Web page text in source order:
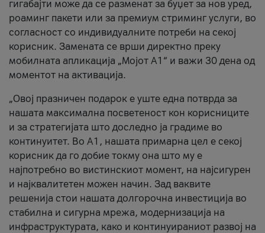
гигабајти може да се разменат за буџет за нов уред,
роаминг пакети или за премиум стриминг услуги, во
согласност со индивидуалните потреби на секој
корисник. Замената се врши директно преку
мобилната апликација „Мојот А1“ и важи 30 дена од
моментот на активација.
„Овој празничен подарок е уште една потврда за
нашата максимална посветеност кон корисниците
и за стратегијата што доследно ја градиме во
континуитет. Во А1, нашата примарна цел е секој
корисник да го добие токму она што му е
најпотребно во вистинскиот момент, на најсигурен
и најквалитетен можен начин. Зад ваквите
решенија стои нашата долгорочна инвестиција во
стабилна и сигурна мрежа, модернизација на
инфраструктурата, како и континуираниот развој на